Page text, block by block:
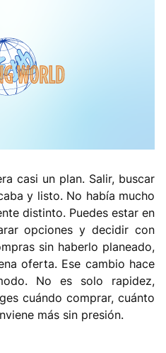
casi un plan. Salir, buscar
y listo. No había mucho
distinto. Puedes estar en
opciones y decidir con
sin haberlo planeado,
oferta. Ese cambio hace
No es solo rapidez,
cuándo comprar, cuánto
más sin presión.